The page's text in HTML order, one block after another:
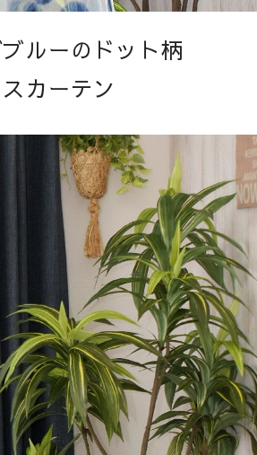
ルーのドット柄
カーテン